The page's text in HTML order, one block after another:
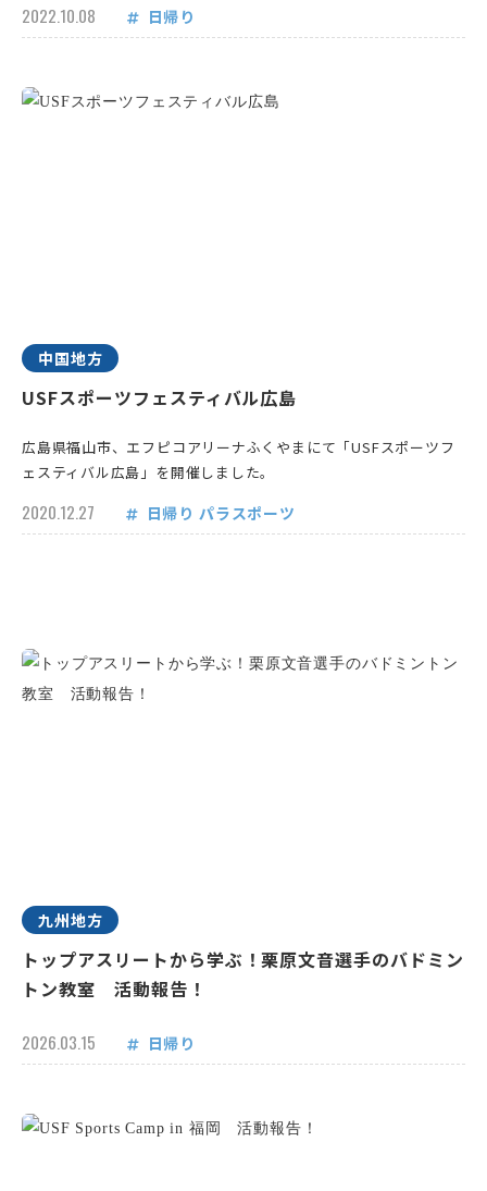
2022.10.08 日帰り
中国地方
USFスポーツフェスティバル広島
広島県福山市、エフピコアリーナふくやまにて「USFスポーツフ
ェスティバル広島」を開催しました。
2020.12.27 日帰り パラスポーツ
九州地方
トップアスリートから学ぶ！栗原文音選手のバドミン
トン教室 活動報告！
2026.03.15 日帰り